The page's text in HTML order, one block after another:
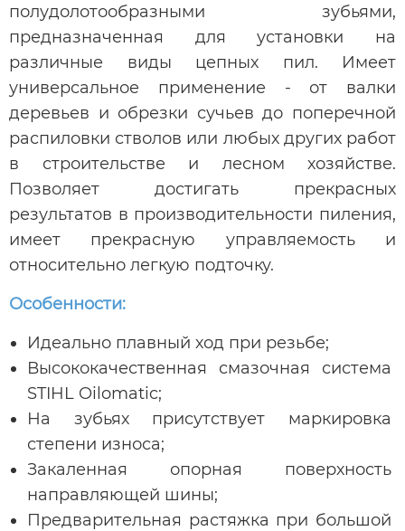
полудолотообразными зубьями,
предназначенная для установки на
различные виды цепных пил. Имеет
универсальное применение - от валки
деревьев и обрезки сучьев до поперечной
распиловки стволов или любых других работ
в строительстве и лесном хозяйстве.
Позволяет достигать прекрасных
результатов в производительности пиления,
имеет прекрасную управляемость и
относительно легкую подточку.
Особенности:
Идеально плавный ход при резьбе;
Высококачественная смазочная система
STIHL Oilomatic;
На зубьях присутствует маркировка
степени износа;
Закаленная опорная поверхность
направляющей шины;
Предварительная растяжка при большой